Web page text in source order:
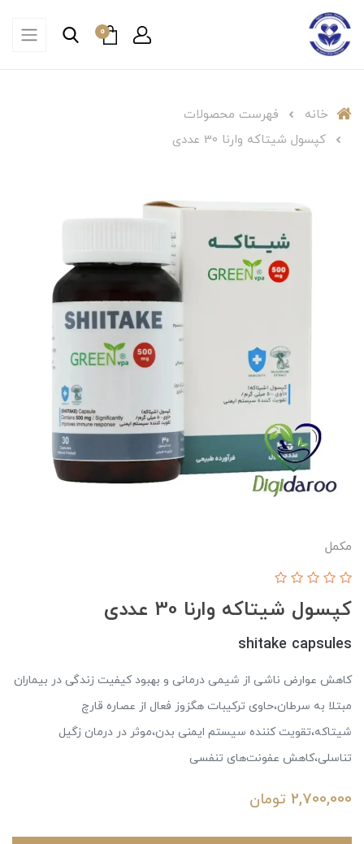
0
خانه
فهرست محصولات
کپسول شیتاکه وارنا 30 عددی
مکمل
کپسول شیتاکه وارنا 30 عددی
shitake capsules
کاهش عوارض ناشی از شیمی درمانی و بهبود کیفیت زندگی در بیماران
مبتلا به سرطان،حاوی ترکیبات هگزوز فعال از عصاره قارچ
شیتاکه،تقویت کننده سیستم ایمنی بدن،موثر در درمان زگیل
تناسلی،کاهش عفونت‌های تنفسی
2,700,000 تومان